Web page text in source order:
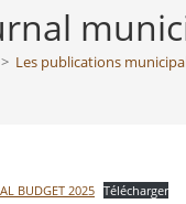
> Les publications
BUDGET 2025 Télécharger